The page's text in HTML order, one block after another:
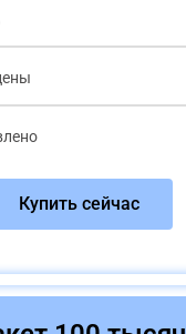
Купить сейчас